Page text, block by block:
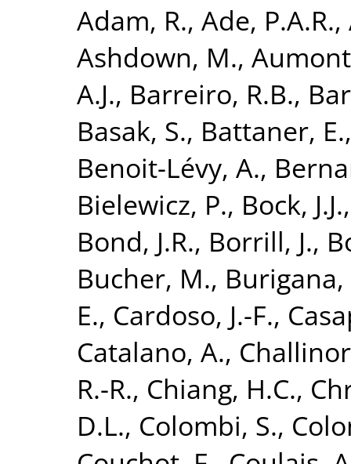
Adam, R., Ade, P.A.R.,
Ashdown, M.,
A.J., Barreiro, R.B.,
Basak, S., Battaner, E.
Benoit-Lévy, A.,
Bielewicz, P., Bock, J.J.
Bond, J.R., Borrill, J.,
Bucher, M., Burigana,
E., Cardoso, J.-F.,
Catalano, A.,
R.-R., Chiang, H.C.,
D.L., Colombi, S.,